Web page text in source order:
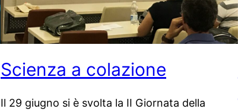
Scienza a colazione
Il 29 giugno si è svolta la II Giornata della